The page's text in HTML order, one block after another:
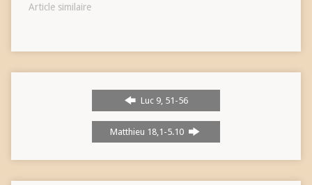
Article similaire
Luc 9, 51-56
Matthieu 18,1-5.10